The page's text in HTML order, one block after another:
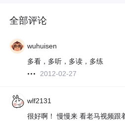
全部评论
wuhuisen
多看，多听，多读，多练
2012-02-27
wlf2131
很好啊！ 慢慢来 看老马视频跟